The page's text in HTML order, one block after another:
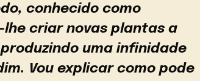
conhecido como
criar novas plantas a
uma infinidade
Vou explicar como pode